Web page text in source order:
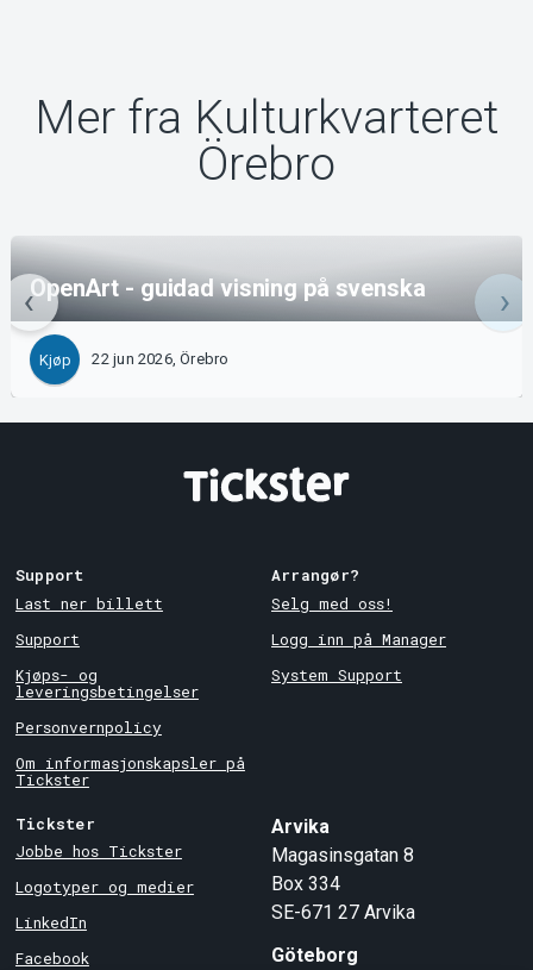
Mer fra Kulturkvarteret
Örebro
OpenArt - guidad visning på svenska
Kjøp 22 jun 2026, Örebro
Support
Last ner billett
Support
Kjøps- og
leveringsbetingelser
Personvernpolicy
Om informasjonskapsler på
Tickster
Arrangør?
Selg med oss!
Logg inn på Manager
System Support
Tickster
Jobbe hos Tickster
Logotyper og medier
LinkedIn
Facebook
Arvika
Magasinsgatan 8
Box 334
SE-671 27 Arvika
Göteborg